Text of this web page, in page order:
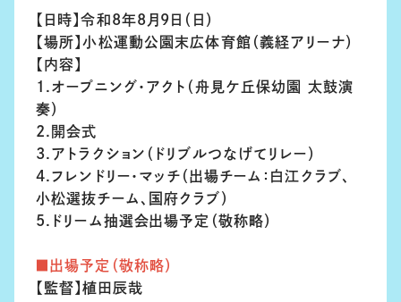
【日時】令和8年8月9日（日）
【場所】小松運動公園末広体育館（義経アリーナ）
【内容】
1.オープニング・アクト（舟見ケ丘保幼園 太鼓演
奏）
2.開会式
3.アトラクション（ドリブルつなげてリレー）
4.フレンドリー・マッチ（出場チーム：白江クラブ、
小松選抜チーム、国府クラブ）
5.ドリーム抽選会出場予定（敬称略）
■出場予定（敬称略）
【監督】植田辰哉